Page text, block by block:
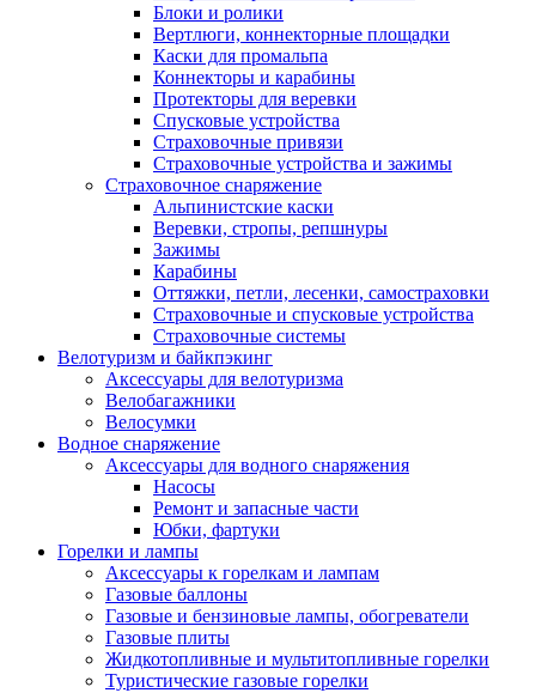
Блоки и ролики
Вертлюги, коннекторные площадки
Каски для промальпа
Коннекторы и карабины
Протекторы для веревки
Спусковые устройства
Страховочные привязи
Страховочные устройства и зажимы
Страховочное снаряжение
Альпинистские каски
Веревки, стропы, репшнуры
Зажимы
Карабины
Оттяжки, петли, лесенки, самостраховки
Страховочные и спусковые устройства
Страховочные системы
Велотуризм и байкпэкинг
Аксессуары для велотуризма
Велобагажники
Велосумки
Водное снаряжение
Аксессуары для водного снаряжения
Насосы
Ремонт и запасные части
Юбки, фартуки
Горелки и лампы
Аксессуары к горелкам и лампам
Газовые баллоны
Газовые и бензиновые лампы, обогреватели
Газовые плиты
Жидкотопливные и мультитопливные горелки
Туристические газовые горелки